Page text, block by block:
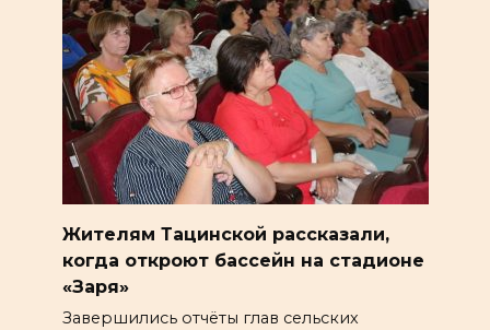
Жителям Тацинской рассказали,
когда откроют бассейн на стадионе
«Заря»
Завершились отчёты глав сельских